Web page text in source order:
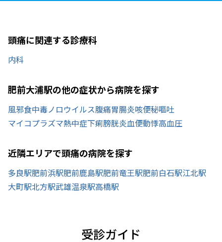
頭痛に関連する診療科
内科
肥前大浦駅の他の症状から病院を探す
風邪食中毒ノロウイルス腹痛胃腸炎咳便秘嘔吐
マイコプラズマ熱中症下痢膀胱炎血便動悸高血圧
近隣エリアで頭痛の病院を探す
多良駅肥前浜駅肥前鹿島駅肥前竜王駅肥前白石駅江北駅
大町駅北方駅武雄温泉駅高橋駅
受診ガイド